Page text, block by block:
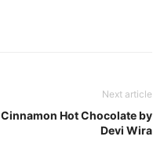
Next article
Cinnamon Hot Chocolate by
Devi Wira